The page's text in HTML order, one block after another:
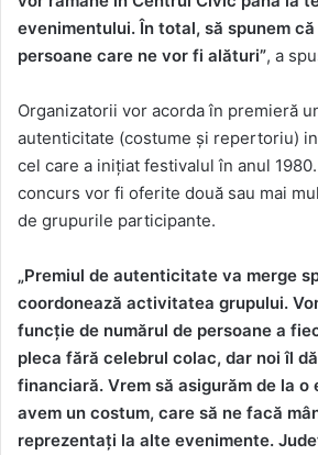
evenimentului. În total, să spunem
persoane care ne vor fi alături”, a
Organizatorii vor acorda în premieră
autenticitate (costume și repertoriu)
cel care a inițiat festivalul în anul
concurs vor fi oferite două sau mai
de grupurile participante.
„Premiul de autenticitate va merge
coordonează activitatea grupului.
funcție de numărul de persoane a
pleca fără celebrul colac, dar noi îl
financiară. Vrem să asigurăm de la o
avem un costum, care să ne facă
reprezentați la alte evenimente.